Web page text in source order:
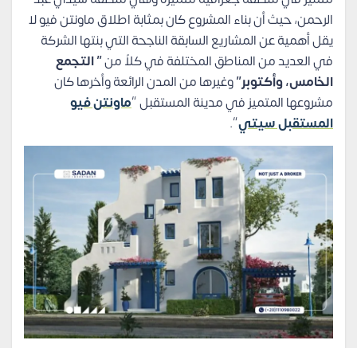
الرحمن، حيث أن بناء المشروع كان بمثابة اطلاق ماونتن فيو لا
يقل أهمية عن المشاريع السابقة الناجحة التي بنتها الشركة
في العديد من المناطق المختلفة في كلاً من” التجمع
الخامس، وأكتوبر”وغيرها من المدن الرائعة وأخرها كان
مشروعها المتميز في مدينة المستقبل “ماونتن فيو
المستقبل سيتي“.